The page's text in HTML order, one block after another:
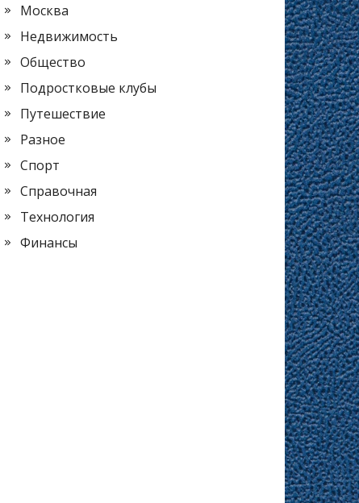
Москва
Недвижимость
Общество
Подростковые клубы
Путешествие
Разное
Спорт
Справочная
Технология
Финансы